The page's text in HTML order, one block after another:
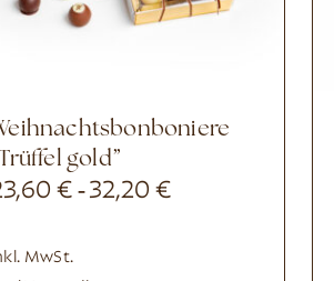
gold”
€ - 32,20€
MwSt.